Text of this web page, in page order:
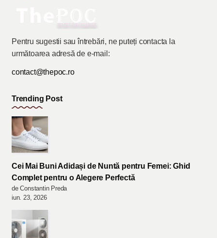
Pentru sugestii sau întrebări, ne puteți contacta la
următoarea adresă de e-mail:
contact@thepoc.ro
Trending Post
Cei Mai Buni Adidași de Nuntă pentru Femei: Ghid
Complet pentru o Alegere Perfectă
de Constantin Preda
iun. 23, 2026